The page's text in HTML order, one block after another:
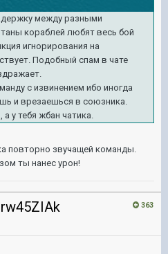
между разными
кораблей любят весь бой
игнорирования на
Подобный спам в чате
с извинением ибо иногда
и врезаешься в союзника.
у тебя жбан чатика.
повторно звучащей команды.
ты нанес урон!
363